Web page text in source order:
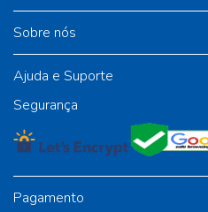
Sobre nós
Ajuda e Suporte
Segurança
Pagamento